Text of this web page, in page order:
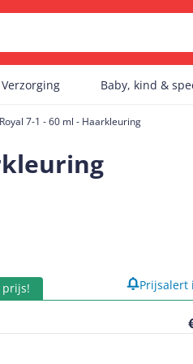
gevonden.
gevonden.
Baby, kind &
7-1 - 60 ml - Haarkleuring
prijs! Prijsalert